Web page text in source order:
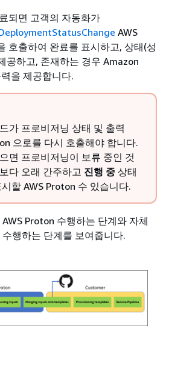
되면 고객의 자동화가
AWS
호출하여 완료를 표시하고, 상태(성
공하고, 존재하는 경우 Amazon
을 제공합니다.
가 프로비저닝 상태 및 출력
으로를 다시 호출해야 합니다.
면 프로비저닝이 보류 중인 것
다 오래 간주하고 진행 중 상태
할 AWS Proton 수 있습니다.
Proton 수행하는 단계와 자체
행하는 단계를 보여줍니다.